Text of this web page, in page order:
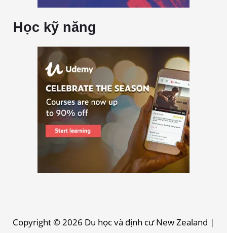
Học kỹ năng
Copyright © 2026 Du học và định cư New Zealand |